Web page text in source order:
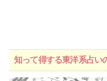
知って得する東洋系占い